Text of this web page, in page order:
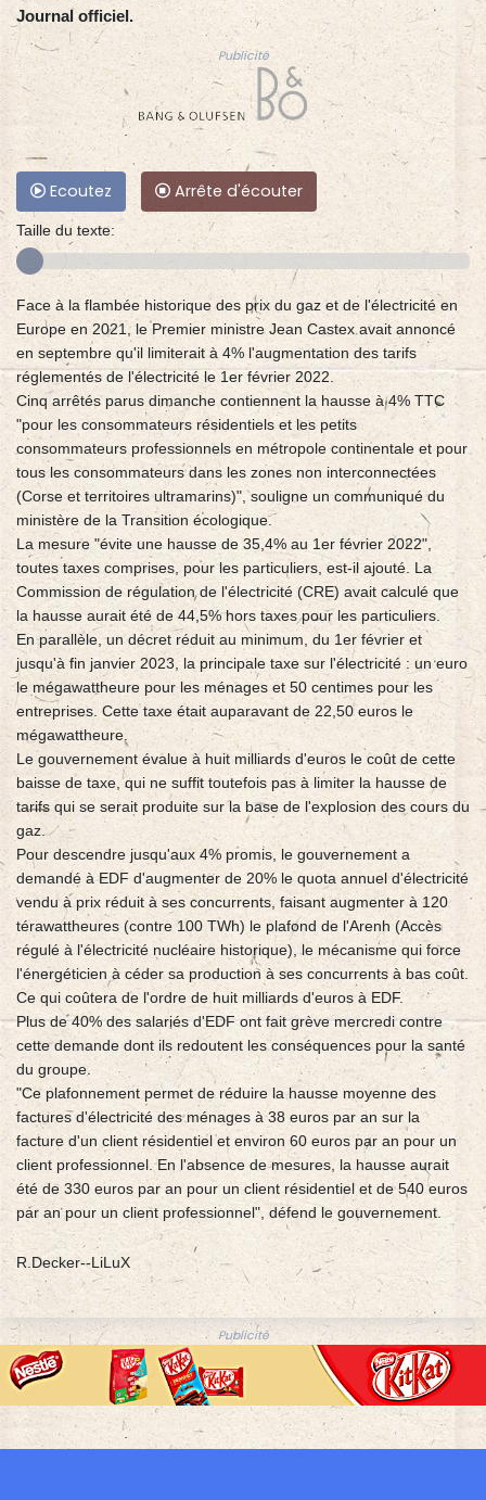
Journal officiel.
Publicité
Ecoutez Arrête d'écouter
Taille du texte:
Face à la flambée historique des prix du gaz et de l'électricité en
Europe en 2021, le Premier ministre Jean Castex avait annoncé
en septembre qu'il limiterait à 4% l'augmentation des tarifs
réglementés de l'électricité le 1er février 2022.
Cinq arrêtés parus dimanche contiennent la hausse à 4% TTC
"pour les consommateurs résidentiels et les petits
consommateurs professionnels en métropole continentale et pour
tous les consommateurs dans les zones non interconnectées
(Corse et territoires ultramarins)", souligne un communiqué du
ministère de la Transition écologique.
La mesure "évite une hausse de 35,4% au 1er février 2022",
toutes taxes comprises, pour les particuliers, est-il ajouté. La
Commission de régulation de l'électricité (CRE) avait calculé que
la hausse aurait été de 44,5% hors taxes pour les particuliers.
En parallèle, un décret réduit au minimum, du 1er février et
jusqu'à fin janvier 2023, la principale taxe sur l'électricité : un euro
le mégawattheure pour les ménages et 50 centimes pour les
entreprises. Cette taxe était auparavant de 22,50 euros le
mégawattheure.
Le gouvernement évalue à huit milliards d'euros le coût de cette
baisse de taxe, qui ne suffit toutefois pas à limiter la hausse de
tarifs qui se serait produite sur la base de l'explosion des cours du
gaz.
Pour descendre jusqu'aux 4% promis, le gouvernement a
demandé à EDF d'augmenter de 20% le quota annuel d'électricité
vendu à prix réduit à ses concurrents, faisant augmenter à 120
térawattheures (contre 100 TWh) le plafond de l'Arenh (Accès
régulé à l'électricité nucléaire historique), le mécanisme qui force
l'énergéticien à céder sa production à ses concurrents à bas coût.
Ce qui coûtera de l'ordre de huit milliards d'euros à EDF.
Plus de 40% des salariés d'EDF ont fait grève mercredi contre
cette demande dont ils redoutent les conséquences pour la santé
du groupe.
"Ce plafonnement permet de réduire la hausse moyenne des
factures d'électricité des ménages à 38 euros par an sur la
facture d'un client résidentiel et environ 60 euros par an pour un
client professionnel. En l'absence de mesures, la hausse aurait
été de 330 euros par an pour un client résidentiel et de 540 euros
par an pour un client professionnel", défend le gouvernement.
R.Decker--LiLuX
Publicité